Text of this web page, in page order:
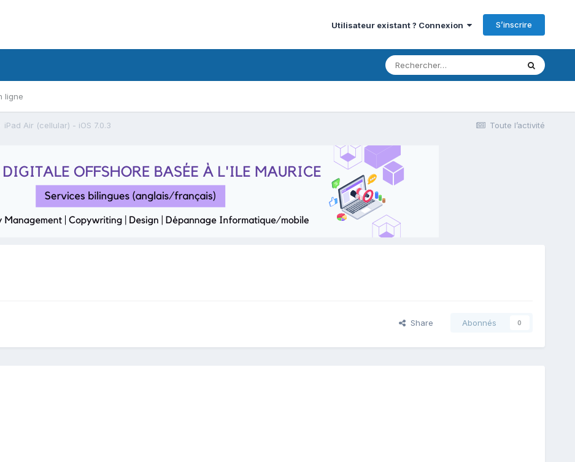
Utilisateur existant ? Connexion S’inscrire
ligne
Toute l’activité
iPad Air (cellular) - iOS 7.0.3
Share Abonnés 0